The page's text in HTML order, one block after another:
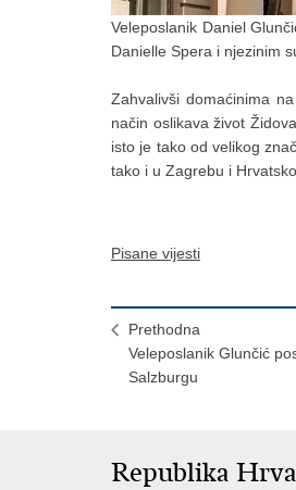
Veleposlanik Daniel
Danielle Spera i njezinim
Zahvalivši domaćinima
način oslikava život
isto je tako od velikog
tako i u Zagrebu i
Pisane vijesti
Prethodna
Veleposlanik Glunčić
Salzburgu
Republika